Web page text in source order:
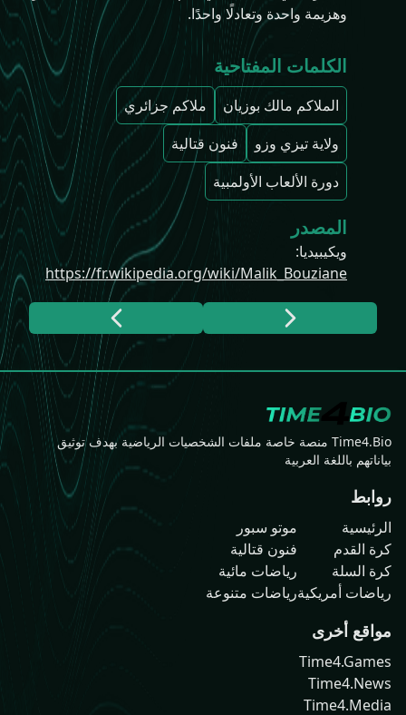
وهزيمة واحدة وتعادلًا واحدًا.
الكلمات المفتاحية
الملاكم مالك بوزيان
ملاكم جزائري
ولاية تيزي وزو
فنون قتالية
دورة الألعاب الأولمبية
المصدر
ويكيبيديا:
https://fr.wikipedia.org/wiki/Malik_Bouziane
Time4.Bio منصة خاصة ملفات الشخصيات الرياضية بهدف توثيق
بياناتهم باللغة العربية
روابط
الرئيسية
كرة القدم
كرة السلة
رياضات أمريكية
موتو سبور
فنون قتالية
رياضات مائية
رياضات متنوعة
مواقع أخرى
Time4.Games
Time4.News
Time4.Media